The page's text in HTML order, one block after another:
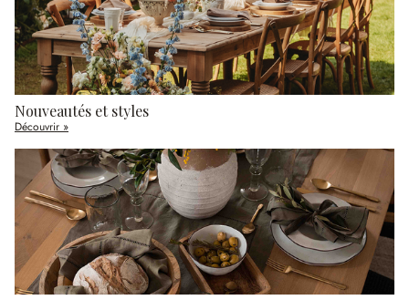
Nouveautés et styles
Découvrir »